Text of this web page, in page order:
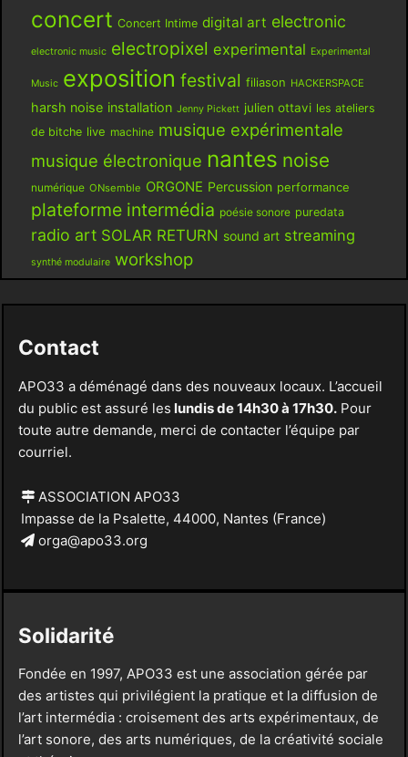
concert Concert Intime digital art electronic
electronic music electropixel experimental Experimental
Music exposition festival filiason HACKERSPACE
harsh noise installation Jenny Pickett julien ottavi les ateliers
de bitche live machine musique expérimentale
musique électronique nantes noise
numérique ONsemble ORGONE Percussion performance
plateforme intermédia poésie sonore puredata
radio art SOLAR RETURN sound art streaming
synthé modulaire workshop
Contact
APO33 a déménagé dans des nouveaux locaux. L’accueil
du public est assuré les lundis de 14h30 à 17h30.Pour
toute autre demande, merci de contacter l’équipe par
courriel.
ASSOCIATION APO33
Impasse de la Psalette, 44000, Nantes (France)
orga@apo33.org
Solidarité
Fondée en 1997, APO33 est une association gérée par
des artistes qui privilégient la pratique et la diffusion de
l’art intermédia : croisement des arts expérimentaux, de
l’art sonore, des arts numériques, de la créativité sociale